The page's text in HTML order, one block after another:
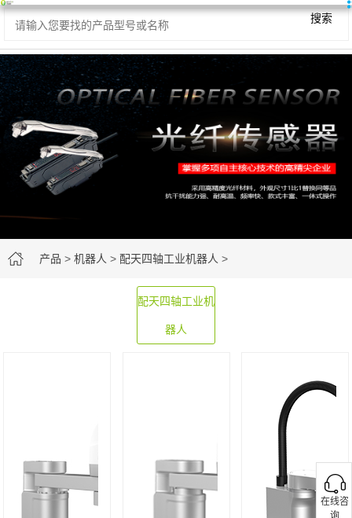
搜索
产品 > 机器人 > 配天四轴工业机器人 >
配天四轴工业机
器人
在线咨
询